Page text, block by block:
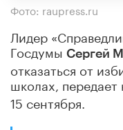
Фото: raupress.ru
Лидер
Госдумы Сергей
отказаться от
школах,
15 сентября.